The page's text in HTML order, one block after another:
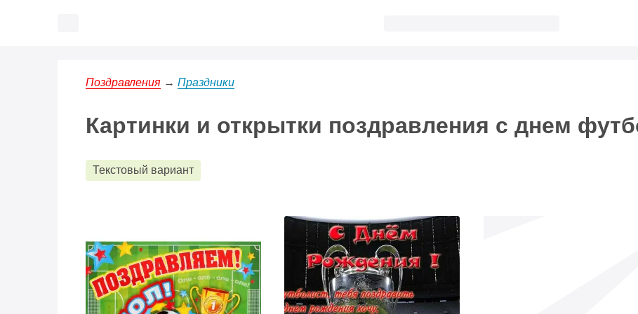
Поздравления → Праздники
Картинки и открытки поздравления с днем
Текстовый вариант